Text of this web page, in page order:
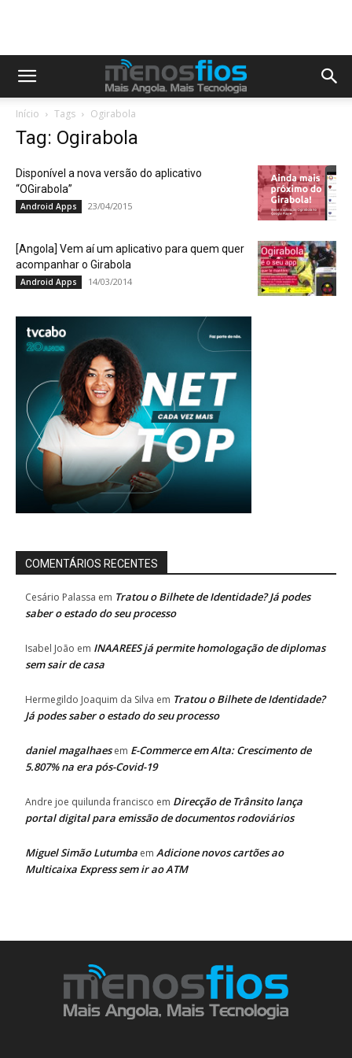
Início Tags Ogirabola
Tag: Ogirabola
Disponível a nova versão do aplicativo
“OGirabola”
Android Apps 23/04/2015
[Angola] Vem aí um aplicativo para quem quer
acompanhar o Girabola
Android Apps 14/03/2014
COMENTÁRIOS RECENTES
Cesário Palassa em Tratou o Bilhete de Identidade? Já podes
saber o estado do seu processo
Isabel João em INAAREES já permite homologação de diplomas
sem sair de casa
Hermegildo Joaquim da Silva em Tratou o Bilhete de Identidade?
Já podes saber o estado do seu processo
daniel magalhaesem E-Commerce em Alta: Crescimento de
5.807% na era pós-Covid-19
Andre joe quilunda francisco em Direcção de Trânsito lança
portal digital para emissão de documentos rodoviários
Miguel Simão Lutumba em Adicione novos cartões ao
Multicaixa Express sem ir ao ATM